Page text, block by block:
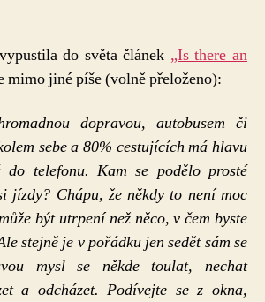
do světa článek „Is there an
mimo jiné píše (volně přeloženo):
dopravou, autobusem či
sebe a 80% cestujících má hlavu
do telefonu. Kam se podělo prosté
jízdy? Chápu, že někdy to není moc
být utrpení než něco, v čem byste
stejně je v pořádku jen sedět sám se
mysl se někde toulat, nechat
a odcházet. Podívejte se z okna,